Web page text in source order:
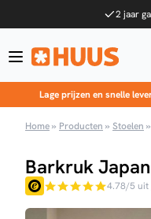
2 jaar
Lage prijzen en snelle
Home» Producten » Stoelen »
Barkruk
4.78/5 uit